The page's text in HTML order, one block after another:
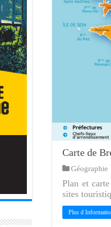
Carte de
Géographie
Plan et
sites
Plus d